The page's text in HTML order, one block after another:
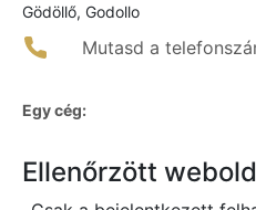
Gödöllő, Godollo
Mutasd a
Egy cég:
Ellenőrzött